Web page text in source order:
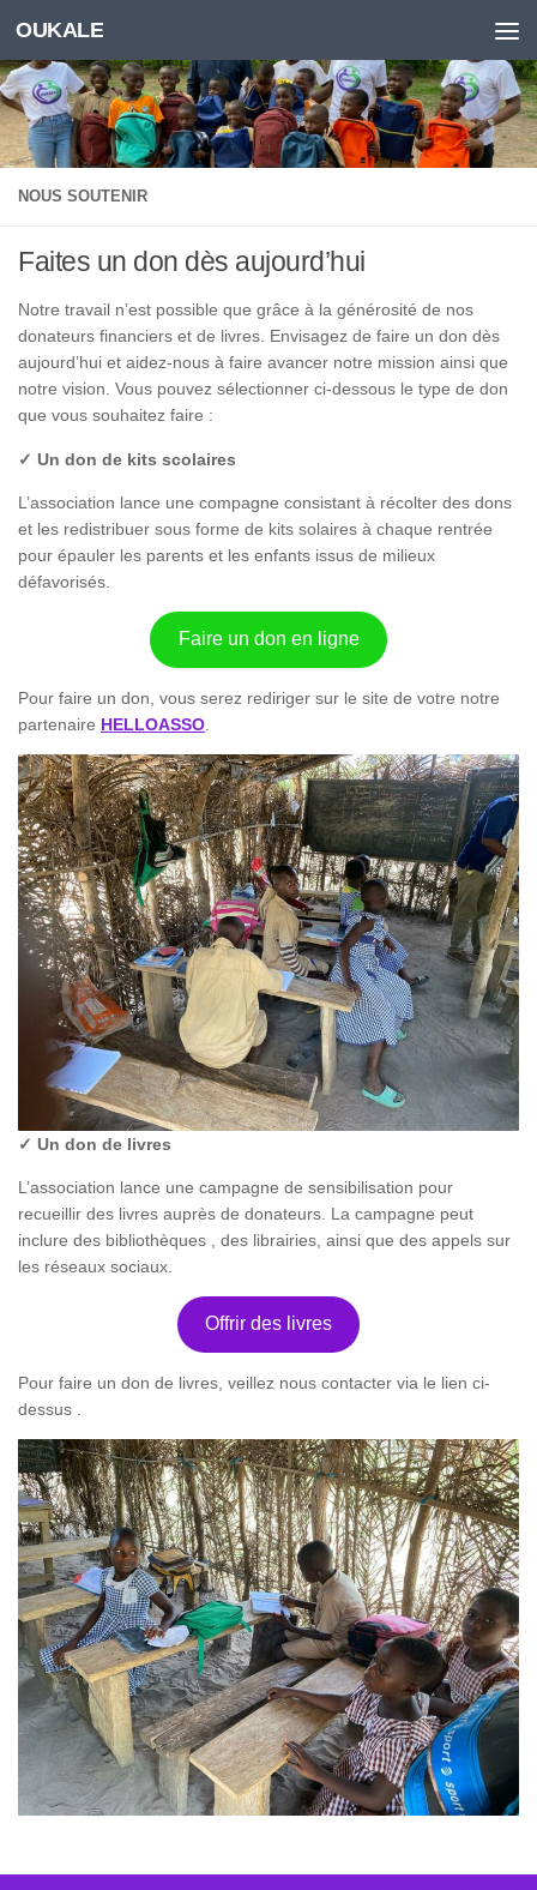
Skip to content
OUKALE
NOUS SOUTENIR
Faites un don dès aujourd’hui
Notre travail n’est possible que grâce à la générosité de nos
donateurs financiers et de livres. Envisagez de faire un don dès
aujourd’hui et aidez-nous à faire avancer notre mission ainsi que
notre vision. Vous pouvez sélectionner ci-dessous le type de don
que vous souhaitez faire :
✓ Un don de kits scolaires
L’association lance une compagne consistant à récolter des dons
et les redistribuer sous forme de kits solaires à chaque rentrée
pour épauler les parents et les enfants issus de milieux
défavorisés.
Faire un don en ligne
Pour faire un don, vous serez rediriger sur le site de votre notre
partenaire HELLOASSO
✓ Un don de livres
L’association lance une campagne de sensibilisation pour
recueillir des livres auprès de donateurs. La campagne peut
inclure des bibliothèques , des librairies, ainsi que des appels sur
les réseaux sociaux.
Offrir des livres
Pour faire un don de livres, veillez nous contacter via le lien ci-
dessus .